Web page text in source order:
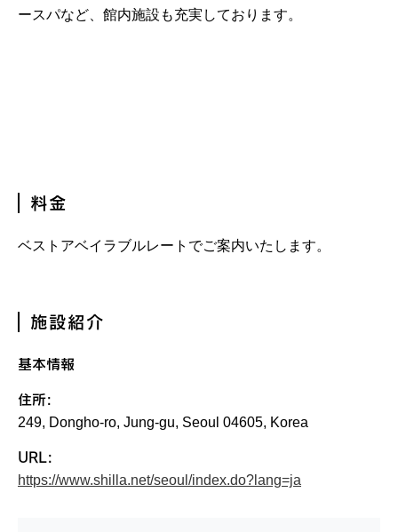
ースパなど、館内施設も充実しております。
料金
ベストアベイラブルレートでご案内いたします。
施設紹介
基本情報
住所:
249, Dongho-ro, Jung-gu, Seoul 04605, Korea
URL:
https://www.shilla.net/seoul/index.do?lang=ja